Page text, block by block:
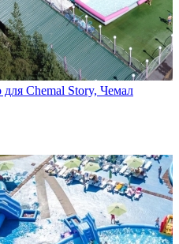
Chemal Story, Чемал